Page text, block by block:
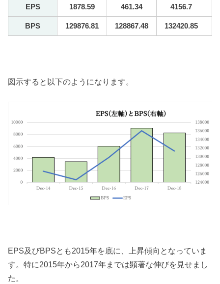
EPS 1878.59 461.34 4156.7
BPS 129876.81 128867.48 132420.85
図示すると以下のようになります。
EPS及びBPSとも2015年を底に、上昇傾向となっていま
す。特に2015年から2017年までは顕著な伸びを見せまし
た。